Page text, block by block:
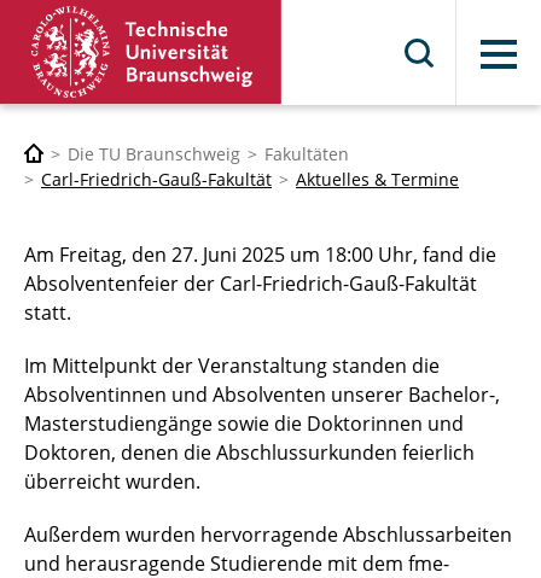
Menü
Die TU Braunschweig
Fakultäten
Carl-Friedrich-Gauß-Fakultät
Aktuelles & Termine
Am Freitag, den 27. Juni 2025 um 18:00 Uhr, fand die
Absolventenfeier der Carl-Friedrich-Gauß-Fakultät
statt.
Im Mittelpunkt der Veranstaltung standen die
Absolventinnen und Absolventen unserer Bachelor-,
Masterstudiengänge sowie die Doktorinnen und
Doktoren, denen die Abschlussurkunden feierlich
überreicht wurden.
Außerdem wurden hervorragende Abschlussarbeiten
und herausragende Studierende mit dem fme-